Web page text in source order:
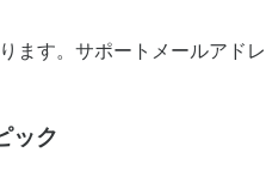
ます。サポートメールアド
ック